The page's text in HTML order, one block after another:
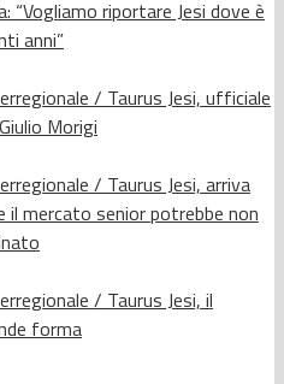
“Vogliamo riportare Jesi dove è
anni”
/ Taurus Jesi, ufficiale
Morigi
/ Taurus Jesi, arriva
il mercato senior potrebbe non
/ Taurus Jesi, il
forma